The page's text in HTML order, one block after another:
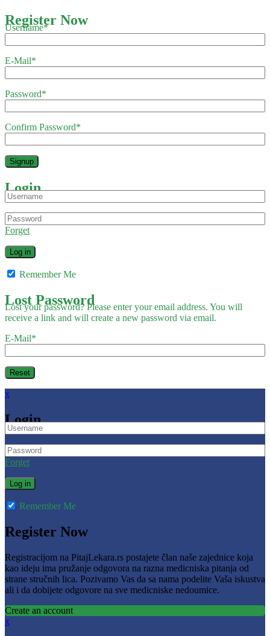
Register Now
Username*
E-Mail*
Password*
Confirm Password*
Login
Forget
Remember Me
Lost Password
Lost your password? Please enter your email address. You will
receive a link and will create a new password via email.
E-Mail*
x
Login
Forget
Remember Me
Register Now
Registracijom na PitajLekara.rs postajete član naše zajednice koja
kao ideju ima pružanje odgovora na razna medicniska pitanja od
strane stručnih lica. Pozivamo Vas da sa nama podelite Vaša iskustva
ali i da dobijete odgovore na sve medicniske nedoumice.
Create an account
x